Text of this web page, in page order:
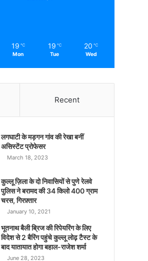
19 ℃
Mon
19 ℃
Tue
20 ℃
Wed
Recent
लगघाटी के मड़गन गांव की रेखा बनीं
असिस्टेंट प्रोफेसर
March 18, 2023
कुल्लू ज़िला के दो निवासियों से पुणे रेलवे
पुलिस ने बरामद की 34 किलो 400 ग्राम
चरस, गिरफ़्तार
January 10, 2021
भूतनाथ बैली ब्रिज की रिपेयरिंग के लिए
विदेश से 2 बैरिंग पहुंचे कुल्लू लोढ़ टैस्ट के
बाद यातायात होगा बहाल-राजेश शर्मा
June 28, 2023